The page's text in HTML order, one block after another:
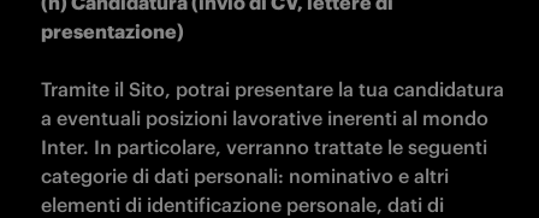
presentazione)
Tramite il Sito, potrai presentare la tua candidatura
a eventuali posizioni lavorative inerenti al mondo
Inter. In particolare, verranno trattate le seguenti
categorie di dati personali: nominativo e altri
elementi di identificazione personale, dati di